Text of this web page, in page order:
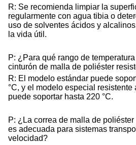
R: Se recomienda limpiar la
regularmente con agua tibia o
uso de solventes ácidos y
la vida útil.
P: ¿Para qué rango de
cinturón de malla de poliéster
R: El modelo estándar puede
°C, y el modelo especial resistente
puede soportar hasta 220 °C.
P: ¿La correa de malla de
es adecuada para sistemas
velocidad?